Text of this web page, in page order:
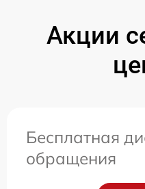
Акции
Бесплатная
обращения